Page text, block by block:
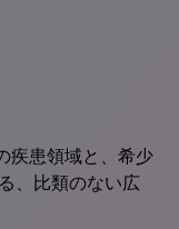
疾患領域と、希少
、比類のない広